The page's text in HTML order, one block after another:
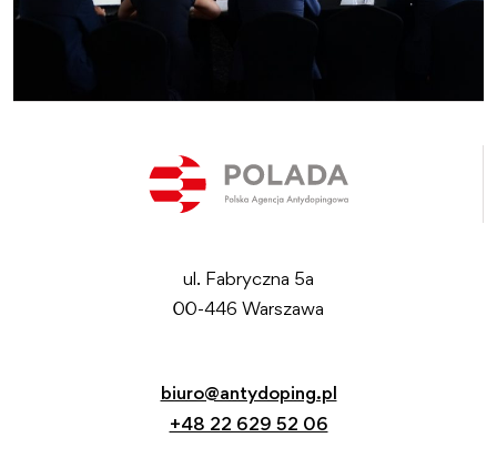
ul. Fabryczna 5a
00-446 Warszawa
biuro@antydoping.pl
+48 22 629 52 06